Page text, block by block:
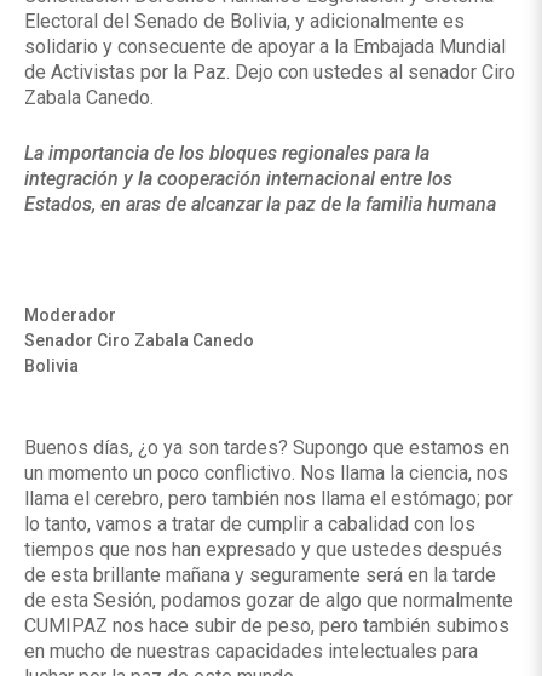
Electoral del Senado de Bolivia, y adicionalmente es
solidario y consecuente de apoyar a la Embajada Mundial
de Activistas por la Paz. Dejo con ustedes al senador Ciro
Zabala Canedo.
La importancia de los bloques regionales para la
integración y la cooperación internacional entre los
Estados, en aras de alcanzar la paz de la familia humana
Moderador
Senador Ciro Zabala Canedo
Bolivia
Buenos días, ¿o ya son tardes? Supongo que estamos en
un momento un poco conflictivo. Nos llama la ciencia, nos
llama el cerebro, pero también nos llama el estómago; por
lo tanto, vamos a tratar de cumplir a cabalidad con los
tiempos que nos han expresado y que ustedes después
de esta brillante mañana y seguramente será en la tarde
de esta Sesión, podamos gozar de algo que normalmente
CUMIPAZ nos hace subir de peso, pero también subimos
en mucho de nuestras capacidades intelectuales para